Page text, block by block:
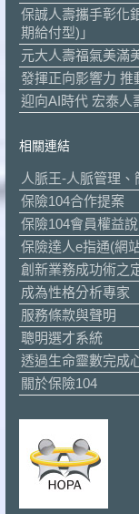
保誠人壽攜手彰化
期給付型)」
元大人壽福氣美滿
發揮正向影響力 推
迎向AI時代 宏泰人
相關連結
人脈王-人脈管理
保險104合作提案
保險104會員權益
保險達人e指通(網
創新業務成功術之
成為性格分析專家
服務條款與聲明
聰明選才系統
透過生命靈數完成
關於保險104